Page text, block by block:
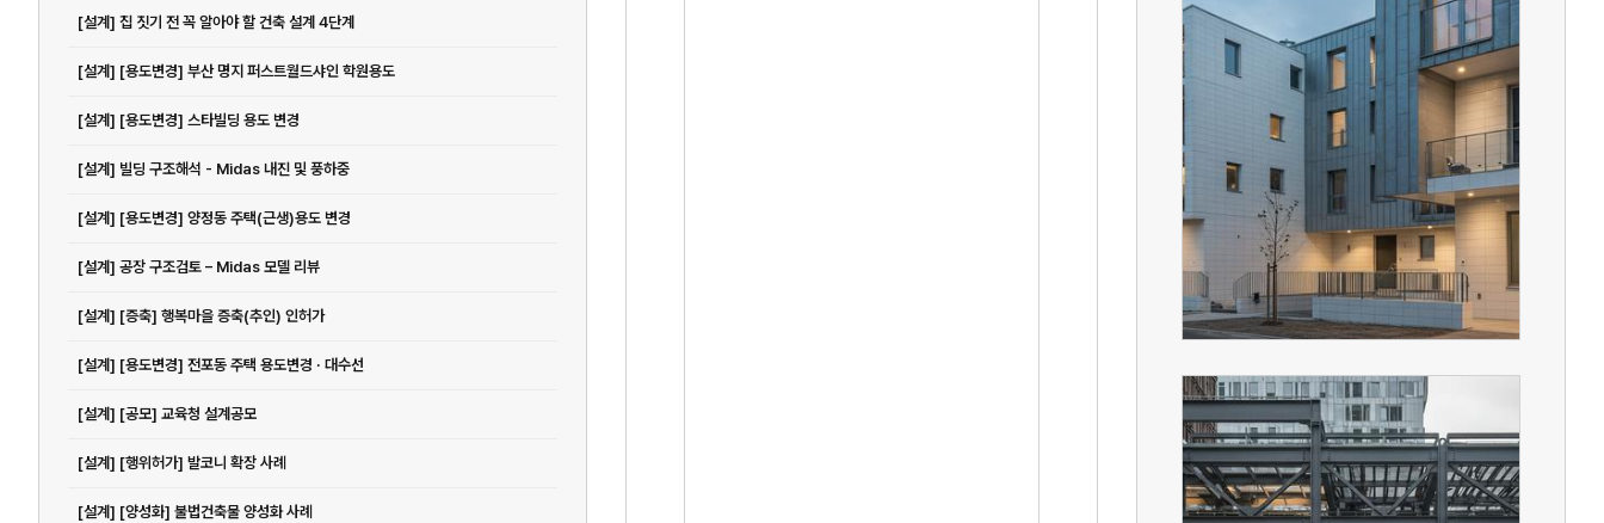
[설계] 집 짓기 전 꼭 알아야 할 건축 설계 4단계
[설계] [용도변경] 부산 명지 퍼스트월드샤인 학원용도
[설계] [용도변경] 스타빌딩 용도 변경
[설계] 빌딩 구조해석 - Midas 내진 및 풍하중
[설계] [용도변경] 양정동 주택(근생)용도 변경
[설계] 공장 구조검토 – Midas 모델 리뷰
[설계] [증축] 행복마을 증축(추인) 인허가
[설계] [용도변경] 전포동 주택 용도변경 · 대수선
[설계] [공모] 교육청 설계공모
[설계] [행위허가] 발코니 확장 사례
[설계] [양성화] 불법건축물 양성화 사례